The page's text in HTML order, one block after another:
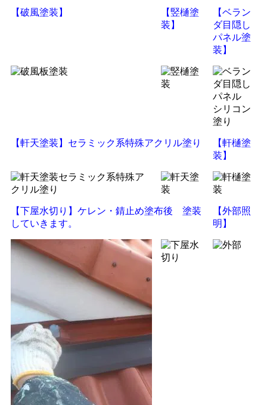
【破風塗装】
【竪樋塗
装】
【ベラン
ダ目隠し
パネル塗
装】
【軒天塗装】セラミック系特殊アクリル塗り
【軒樋塗
装】
【下屋水切り】ケレン・錆止め塗布後 塗装
していきます。
【外部照
明】